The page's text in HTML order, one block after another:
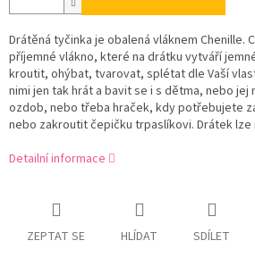
Drátěná tyčinka je obalená vláknem Chenille.
příjemné vlákno, které na drátku vytváří
kroutit, ohýbat, tvarovat, splétat dle Vaší
nimi jen tak hrát a bavit se i s dětma, nebo
ozdob, nebo třeba hraček, kdy potřebujete
nebo zakroutit čepičku trpaslíkovi. Drátek lze
Detailní informace
ZEPTAT SE HLÍDAT SDÍLET